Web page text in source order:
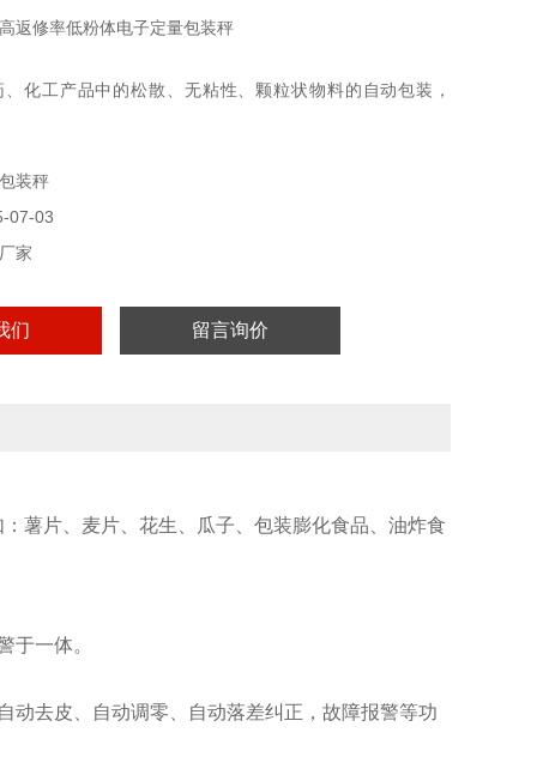
返修率低粉体电子定量包装秤
、化工产品中的松散、无粘性、颗粒状物料的自动包装，
、味精、白糖、食盐、洗衣粉等。
装秤
07-03
家
们 留言询价
薯片、麦片、花生、瓜子、包装膨化食品、油炸食
于一体。
动去皮、自动调零、自动落差纠正，故障报警等功